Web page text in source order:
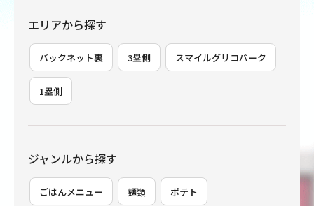
エリアから探す
バックネット裏 3塁側 スマイルグリコパーク
1塁側
ジャンルから探す
ごはんメニュー 麺類 ポテト